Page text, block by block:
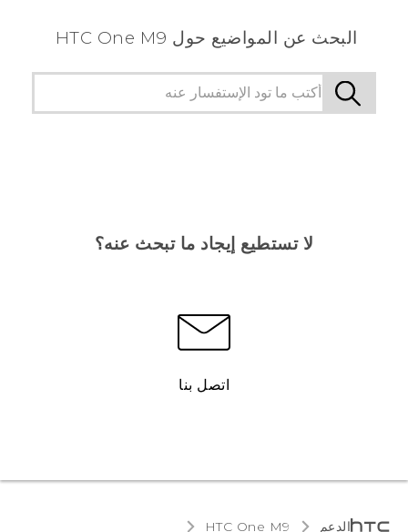
البحث عن المواضيع حول HTC One M9
لا تستطيع إيجاد ما تبحث عنه؟
اتصل بنا
الدعم HTC One M9‎